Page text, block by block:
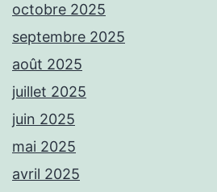
octobre 2025
septembre 2025
août 2025
juillet 2025
juin 2025
mai 2025
avril 2025